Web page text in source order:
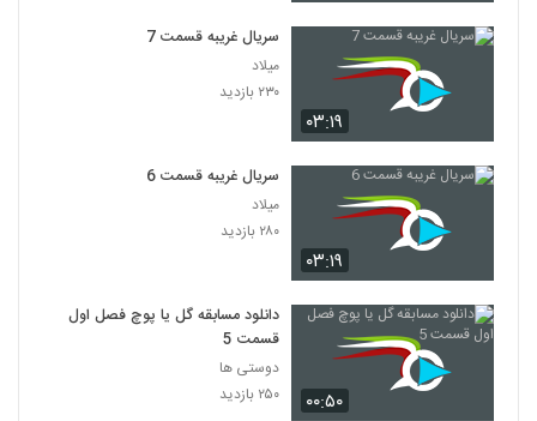
۰۳:۱۹
سریال غریبه قسمت 7
میلاد
۲۳۰ بازدید
۰۳:۱۹
سریال غریبه قسمت 6
میلاد
۲۸۰ بازدید
۰۰:۵۰
دانلود مسابقه گل یا پوچ فصل اول
قسمت 5
دوستی ها
۲۵۰ بازدید